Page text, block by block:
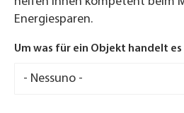
Energiesparen.
Um was für ein Objekt handelt es